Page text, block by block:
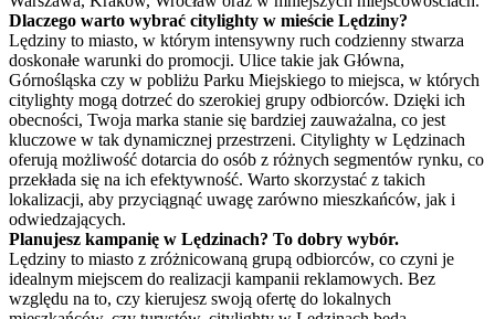
Dlaczego warto wybrać citylighty w mieście Lędziny?
Lędziny to miasto, w którym intensywny ruch codzienny stwarza
doskonałe warunki do promocji. Ulice takie jak Główna,
Górnośląska czy w pobliżu Parku Miejskiego to miejsca, w których
citylighty mogą dotrzeć do szerokiej grupy odbiorców. Dzięki ich
obecności, Twoja marka stanie się bardziej zauważalna, co jest
kluczowe w tak dynamicznej przestrzeni. Citylighty w Lędzinach
oferują możliwość dotarcia do osób z różnych segmentów rynku, co
przekłada się na ich efektywność. Warto skorzystać z takich
lokalizacji, aby przyciągnąć uwagę zarówno mieszkańców, jak i
odwiedzających.
Planujesz kampanię w Lędzinach? To dobry wybór.
Lędziny to miasto z zróżnicowaną grupą odbiorców, co czyni je
idealnym miejscem do realizacji kampanii reklamowych. Bez
względu na to, czy kierujesz swoją ofertę do lokalnych